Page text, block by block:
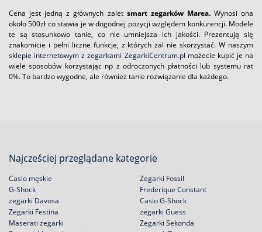
Cena jest jedną z głównych zalet smart zegarków Marea.Wynosi ona
około 500zł co stawia je w dogodnej pozycji względem konkurencji. Modele
te są stosunkowo tanie, co nie umniejsza ich jakości. Prezentują się
znakomicie i pełni liczne funkcje, z których żal nie skorzystać. W naszym
sklepie internetowym z zegarkami ZegarkiCentrum.pl możecie kupić je na
wiele sposobów korzystając np z odroczonych płatności lub systemu rat
0%. To bardzo wygodne, ale również tanie rozwiązanie dla każdego.
Najcześciej przeglądane kategorie
Casio męskie
G-Shock
zegarki Davosa
Zegarki Festina
Zegarki Fossil
Frederique Constant
Casio G-Shock
zegarki Guess
Maserati zegarki
Zegarki Sekonda